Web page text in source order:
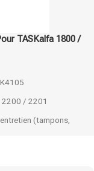
– Noir –
: Tambour